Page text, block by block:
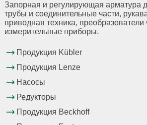
Запорная и регулирующая арматура
трубы и соединительные части,
приводная техника, преобразователи
измерительные приборы.
Продукция Kübler
Продукция Lenze
Насосы
Редукторы
Продукция Beckhoff